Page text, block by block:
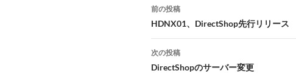
投
稿
ナ
ビ
前の投稿
HDNX01、DirectShop先行リリース
次の投稿
DirectShopのサーバー変更